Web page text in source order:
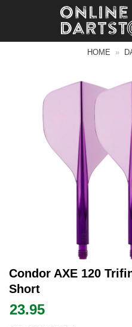
HOME »
Condor AXE 120
Short
23.95